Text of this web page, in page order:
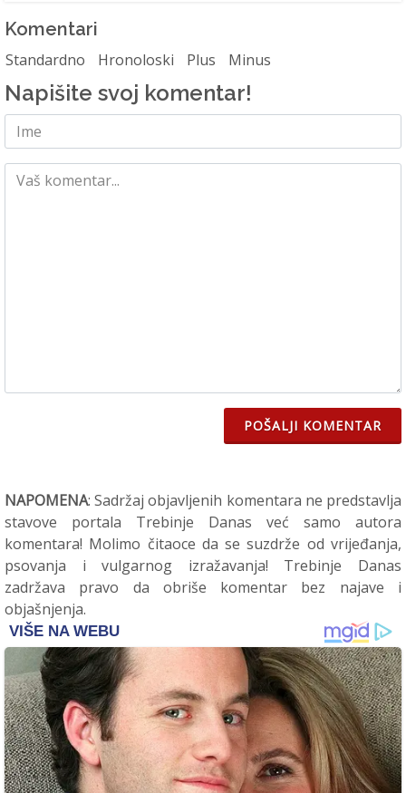
Komentari
Standardno Hronoloski Plus Minus
Napišite svoj komentar!
POŠALJI KOMENTAR
NAPOMENA: Sadržaj objavljenih komentara ne predstavlja
stavove portala Trebinje Danas već samo autora
komentara! Molimo čitaoce da se suzdrže od vrijeđanja,
psovanja i vulgarnog izražavanja! Trebinje Danas
zadržava pravo da obriše komentar bez najave i
objašnjenja.